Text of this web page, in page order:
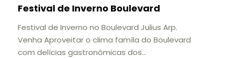
Festival de Inverno Boulevard
Festival de Inverno no Boulevard Julius Arp.
Venha Aproveitar o clima famíla do Boulevard
com delícias gastronômicas dos